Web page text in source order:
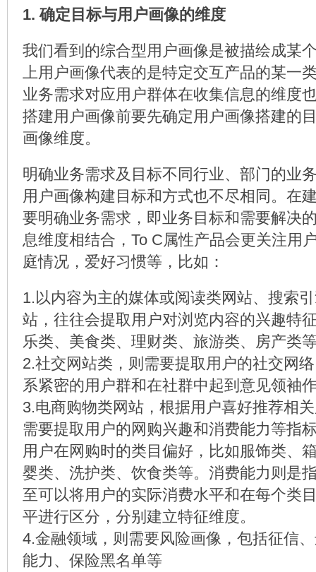
1. 确定目标与用户画像的维度
我们看到的综合型用户画像是被描绘成某
上用户画像代表的是特定交互产品的某一
业务需求对应用户群体在收集信息的维度
搭建用户画像前要先确定用户画像搭建的
画像维度。
明确业务需求及目标不同行业、部门的业
用户画像构建目标和方式也不尽相同。在
要明确业务需求，即业务目标和需要解决
息维度相结合，To C属性产品会更关注用
庭情况，爱好习惯等，比如：
1.以内容为主的媒体或阅读类网站、搜索
站，往往会提取用户对浏览内容的兴趣特
乐类、美食类、理财类、旅游类、房产类
2.社交网站类，则需要提取用户的社交网
系紧密的用户群和在社群中起到意见领袖
3.电商购物类网站，根据用户喜好推荐相
需要提取用户的网购兴趣和消费能力等指
用户在网购时的类目偏好，比如服饰类、
婴类、洗护类、饮食类等。消费能力则是
至可以将用户的实际消费水平和在每个类
平进行区分，分别建立特征维度。
4.金融领域，则需要风险画像，包括征信
能力、保险黑名单等